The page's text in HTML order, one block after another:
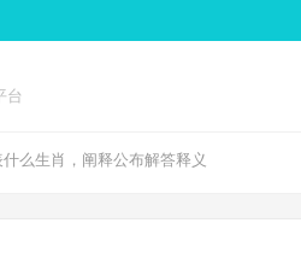
台
么生肖，阐释公布解答释义